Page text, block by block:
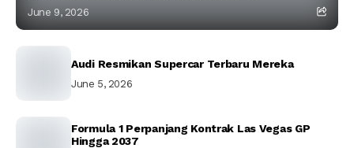
June 9, 2026
Audi Resmikan Supercar Terbaru Mereka
June 5, 2026
Formula 1 Perpanjang Kontrak Las Vegas GP
Hingga 2037